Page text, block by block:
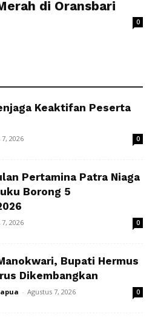
di Oransbari
0
Keaktifan Peserta
2026 0
Pertamina Patra Niaga
Borong 5
2026 0
Bupati Hermus
Dikembangkan
- Agustus 7, 2026 0